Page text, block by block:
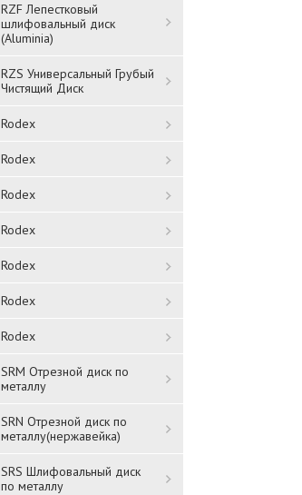
RZF Лепестковый
шлифовальный диск
(Aluminia)
RZS Универсальный Грубый
Чистящий Диск
Rodex
Rodex
Rodex
Rodex
Rodex
Rodex
Rodex
SRM Отрезной диск по
металлу
SRN Отрезной диск по
металлу(нержавейка)
SRS Шлифовальный диск
по металлу